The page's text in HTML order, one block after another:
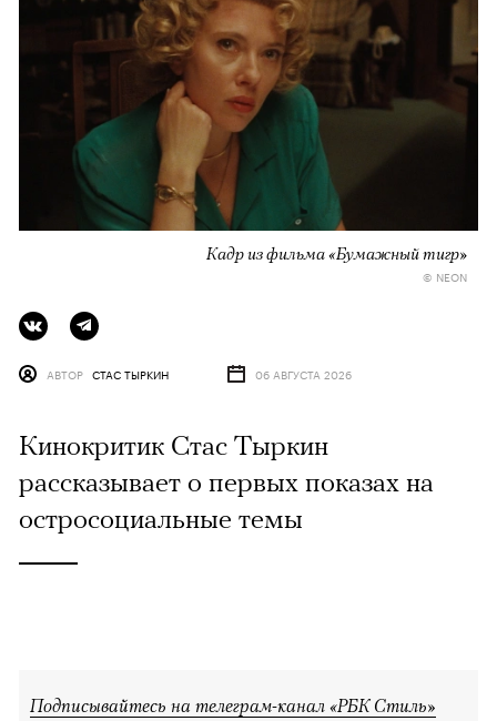
Кадр из фильма «Бумажный тигр»
© NEON
АВТОР СТАС ТЫРКИН 06 АВГУСТА 2026
Кинокритик Стас Тыркин
рассказывает о первых показах на
остросоциальные темы
Подписывайтесь на телеграм-канал «РБК Стиль»